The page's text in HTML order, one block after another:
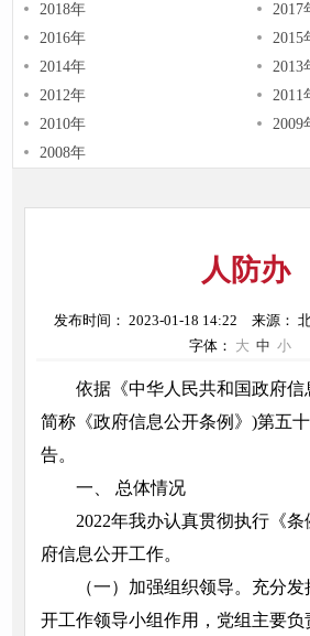
2018年
2017
2016年
2015
2014年
2013
2012年
2011
2010年
2009
2008年
人防办
发布时间： 2023-01-18 14:22
来源：
字体： 大 中 小
依据《中华人民共和国政府
简称《政府信息公开条例》)第五
告。
一、 总体情况
2022年我办认真贯彻执行《
府信息公开工作。
（一）加强组织领导。充分
开工作领导小组作用，党组主要负